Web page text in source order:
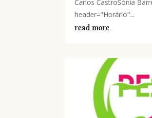
Carlos CastroSónia
header="Horário"...
read more